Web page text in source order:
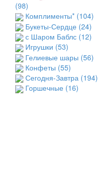
(98)
Комплименты* (104)
Букеты-Сердце (24)
с Шаром Баблс (12)
Игрушки (53)
Гелиевые шары (56)
Конфеты (55)
Сегодня-Завтра (194)
Горшечные (16)